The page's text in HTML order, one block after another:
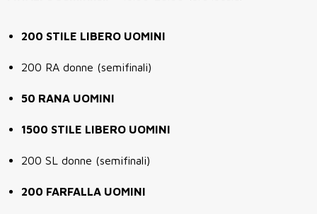
200 STILE LIBERO UOMINI
200 RA donne (semifinali)
50 RANA UOMINI
1500 STILE LIBERO UOMINI
200 SL donne (semifinali)
200 FARFALLA UOMINI